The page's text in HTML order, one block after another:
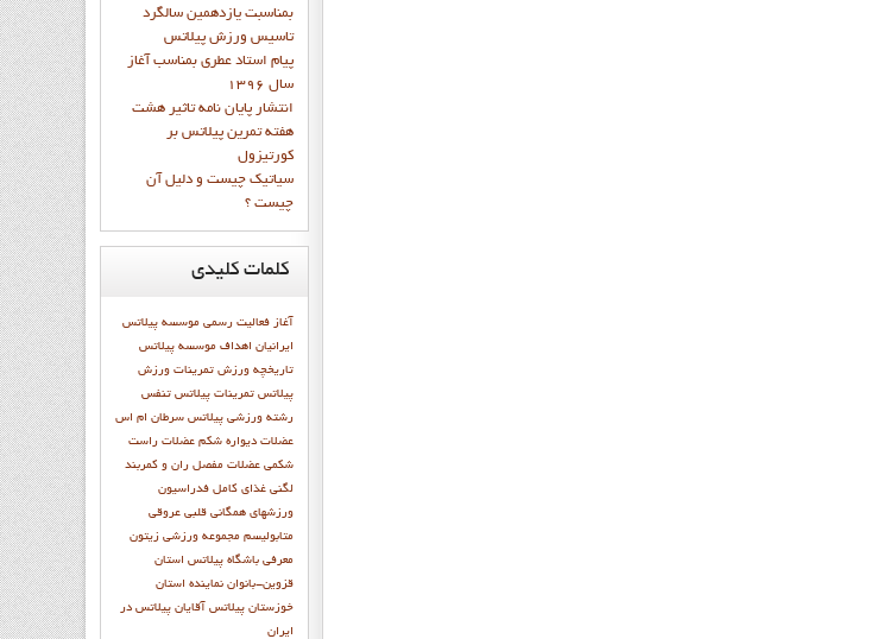
بمناسبت يازدهمين سالگرد
تاسيس ورزش پيلاتس
پيام استاد عطري بمناسب آغاز
سال 1396
انتشار پايان نامه تاثیر هشت
هفته تمرین پیلاتس بر
کورتیزول
سیاتیک چیست و دلیل آن
چیست ؟
کلمات کلیدی
آغاز فعاليت رسمي موسسه پيلاتس
ايرانيان اهداف موسسه پيلاتس
تاريخچه ورزش تمرينات ورزش
پيلاتس تمرینات پیلاتس تنفس
رشته ورزشي پيلاتس سرطان ام اس
عضلات دیواره شکم عضلات راست
شکمی عضلات مفصل ران و کمربند
لگنی غذای کامل فدراسيون
ورزشهاي همگاني قلبی عروقی
متابوليسم مجموعه ورزشی زیتون
معرفي باشگاه پيلاتس استان
قزوين-بانوان نماينده استان
خوزستان پیلاتس آقایان پیلاتس در
ایران